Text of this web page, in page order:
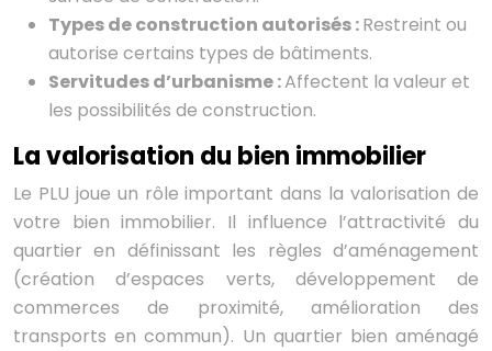
Types de construction autorisés :Restreint ou
autorise certains types de bâtiments.
Servitudes d’urbanisme :Affectent la valeur et
les possibilités de construction.
La valorisation du bien immobilier
Le PLU joue un rôle important dans la valorisation de
votre bien immobilier. Il influence l’attractivité du
quartier en définissant les règles d’aménagement
(création d’espaces verts, développement de
commerces de proximité, amélioration des
transports en commun). Un quartier bien aménagé